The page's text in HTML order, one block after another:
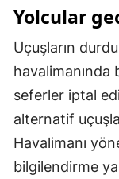
Yolcular
Uçuşların
havalimanında
seferler iptal
alternatif
Havalimanı
bilgilendirme